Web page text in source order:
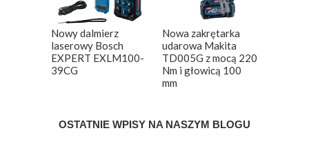
Nowy dalmierz
laserowy Bosch
EXPERT EXLM100-
39CG
Nowa zakrętarka
udarowa Makita
TD005G z mocą 220
Nm i głowicą 100
mm
OSTATNIE WPISY NA NASZYM BLOGU